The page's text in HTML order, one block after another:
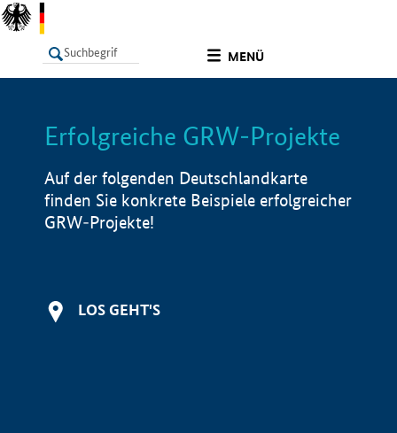
MENÜ
LISTE Info
Erfolgreiche GRW-Projekte
Auf der folgenden Deutschlandkarte
finden Sie konkrete Beispiele erfolgreicher
GRW-Projekte!
LOS GEHT'S